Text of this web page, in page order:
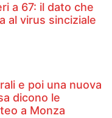
a 67: il dato che
al virus sinciziale
e poi una nuova
dicono le
a Monza